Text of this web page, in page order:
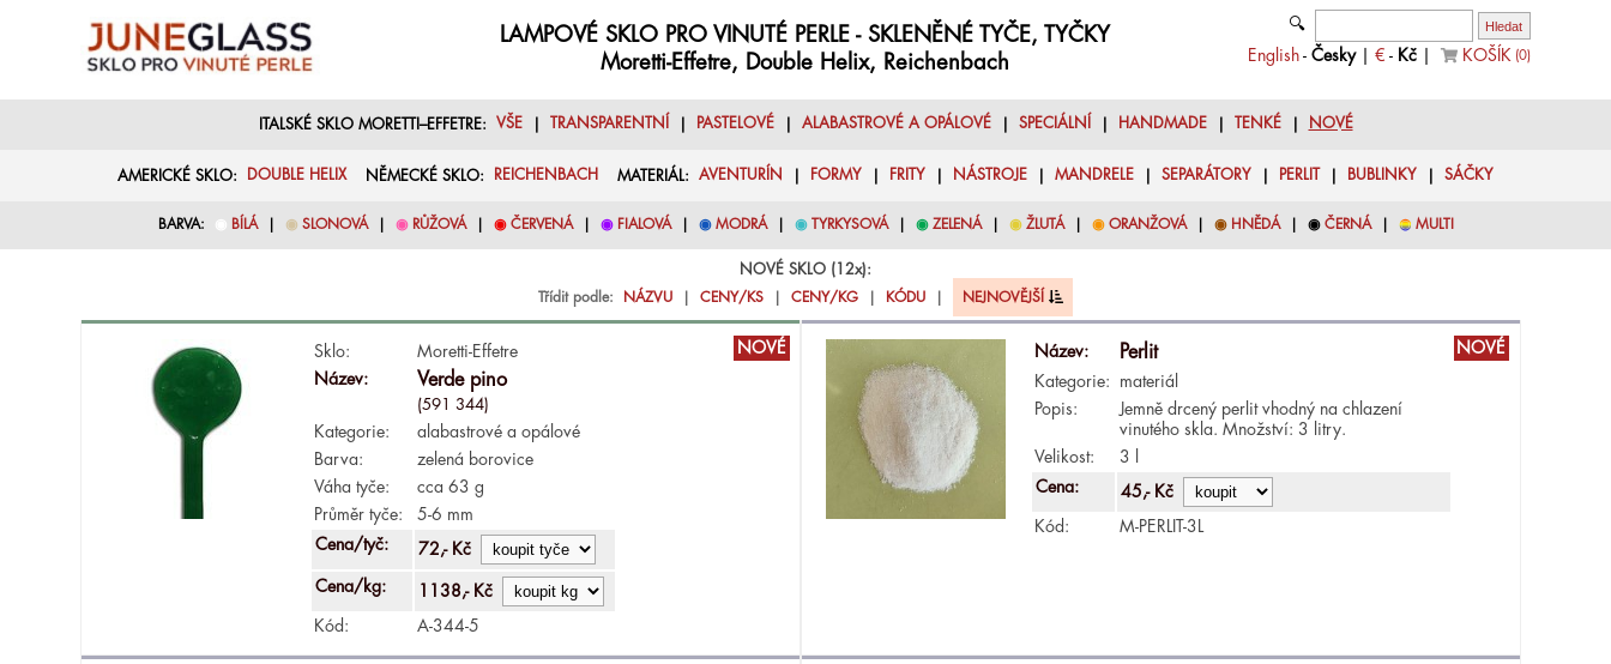
LAMPOVÉ SKLO PRO VINUTÉ PERLE - SKLENĚNÉ TYČE, TYČKY
Moretti-Effetre, Double Helix, Reichenbach
🔍
English- Česky| € - Kč| KOŠÍK (0)
ITALSKÉ SKLO MORETTI–EFFETRE: VŠE| TRANSPARENTNÍ PASTELOVÉ| ALABASTROVÉ A OPÁLOVÉ| SPECIÁLNÍ HANDMADE| TENKÉ| NOVÉ
AMERICKÉ SKLO: DOUBLE HELIX NĚMECKÉ SKLO: REICHENBACH MATERIÁL: AVENTURÍN FORMY FRITY NÁSTROJE MANDRELE SEPARÁTORY PERLIT BUBLINKY SÁČKY
BARVA: ◉ BÍLÁ| ◉ SLONOVÁ| ◉ RŮŽOVÁ| ◉ ČERVENÁ| ◉ FIALOVÁ| ◉ MODRÁ| ◉ TYRKYSOVÁ| ◉ ZELENÁ| ◉ ŽLUTÁ| ◉ ORANŽOVÁ| ◉ HNĚDÁ| ◉ ČERNÁ| ◉ MULTI
NOVÉ SKLO (12x):
Třídit podle:
NÁZVU CENY/KS CENY/KG KÓDU NEJNOVĚJŠÍ
NOVÉ
Sklo:
Moretti-Effetre
Název:
Verde pino
(591 344)
Kategorie:
alabastrové a opálové
Barva:
zelená borovice
Váha tyče:
cca 63 g
Průměr tyče:
5-6 mm
Cena/tyč:
72,- Kč
Cena/kg: 1138,- Kč
Kód: A-344-5
NOVÉ
Název: Perlit
Kategorie:
materiál
Popis:
Jemně drcený perlit vhodný na chlazení
vinutého skla. Množství: 3 litry.
Velikost:
3 l
Cena:
45,- Kč
Kód: M-PERLIT-3L